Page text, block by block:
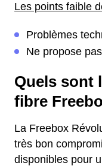
Les points faible
Problèmes
Ne propose
Quels sont
fibre
La Freebox
très bon
disponibles pour